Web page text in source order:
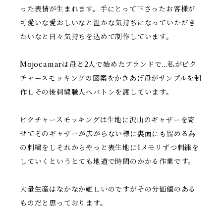
った表情が生まれます。手にとって下さったお客様が
可愛いな愛おしいなと温かな気持ちになっていただき
たいなと日々気持ちを込めて制作しています。
Mojocamarは母と2人で始めたブランドで...私がピク
チャースモッキングの図案をかきあげ母がサンプルを制
作しその後刺繍職人へバトンを渡しています。
ピクチャースモッキングは生地に沢山のギャザーを寄
せてそのギャザーが広がらない様に裏面にも留める為
の刺繍をしそれからやっと表生地に1メモリずつ刺繍を
していくというとても地道で時間のかかる作業です。
大量生産はなかなか難しいのですがその分価値のある
ものだと思っております。